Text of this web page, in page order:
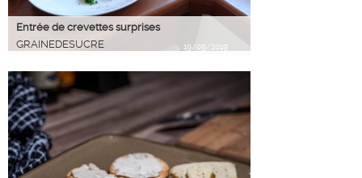
Entrée de crevettes surprises
GRAINEDESUCRE
19/09/2019